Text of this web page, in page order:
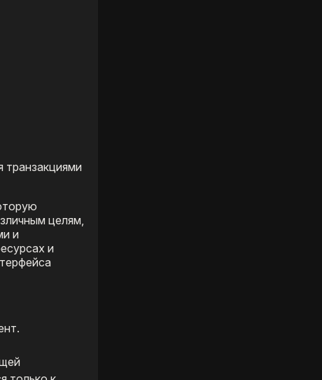
транзакциями
целям,
и
и